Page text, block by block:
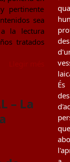
pertinente
sea
la lectura
tratados
– La
des
És
des
que